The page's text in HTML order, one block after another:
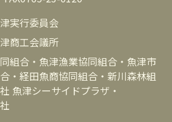
実行委員会
商工会議所
組合・魚津漁業協同組合・魚津市
・経田魚商協同組合・新川森林組
魚津シーサイドプラザ・